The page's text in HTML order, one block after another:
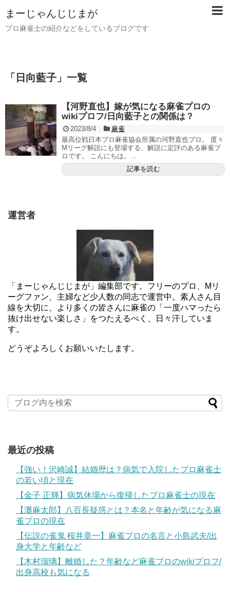
まーじゃんじじまが
プロ麻雀士の紹介などをしているブログです
「 日向藍子 」 一覧
【河野直也】嫁が気になる麻雀プロの
wikiプロフ/日向藍子との関係は？
2023/8/4
麻雀
最高位戦日本プロ麻雀協会所属の河野直也プロ。 度々
Mリーグ解説にも登場する、解説に定評のある麻雀プ
ロです。 こんにちは。...
記事を読む
運営者
「まーじゃんじじまが」編集部です。フリーのプロ、Mリ
ーグファン、主婦など少人数の同志で運営中。素人さん目
線を大切に、より多くの皆さんに麻雀の「一度ハマったら
抜け出せない楽しさ」をつたえるべく、日々汗していま
す。
どうぞよろしくお願いいたします。
最近の投稿
【強い！沢崎誠】結婚歴は？病気で入院したプロ麻雀士
の若い頃と現在
【金子 正輝】病気休場から復帰したプロ麻雀士の現在
【灘麻太郎】八百長疑惑とは？本名と年齢が気になる麻
雀プロの現在
【伝説の雀鬼 桜井章一】麻雀プロの名言と小島武夫/出
身大学と年齢など
【木村瑠璃】離婚した？年齢など麻雀プロのwikiプロフ/
出身高校も気になる